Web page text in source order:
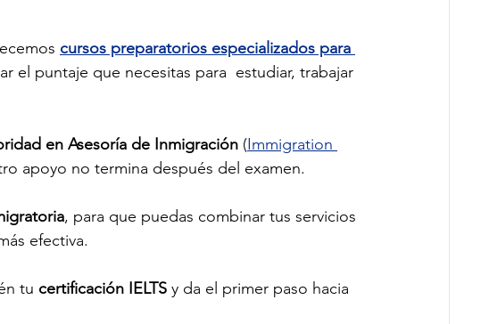
cursos preparatorios especializados para
el puntaje que necesitas para  estudiar, trabajar
en Asesoría de Inmigración (Immigration
apoyo no termina después del examen.
, para que puedas combinar tus servicios
efectiva.
tu certificación IELTS y da el primer paso hacia